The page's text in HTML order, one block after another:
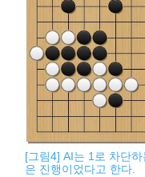
[그림4] AI는 1로 차단
은 진행이었다고 한다.